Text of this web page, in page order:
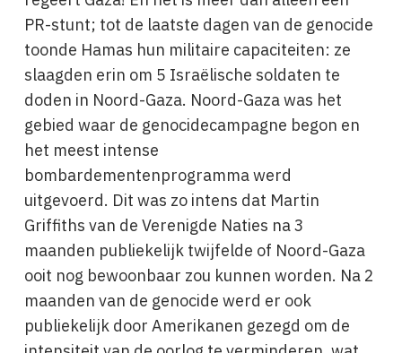
PR-stunt; tot de laatste dagen van de genocide
toonde Hamas hun militaire capaciteiten: ze
slaagden erin om 5 Israëlische soldaten te
doden in Noord-Gaza. Noord-Gaza was het
gebied waar de genocidecampagne begon en
het meest intense
bombardementenprogramma werd
uitgevoerd. Dit was zo intens dat Martin
Griffiths van de Verenigde Naties na 3
maanden publiekelijk twijfelde of Noord-Gaza
ooit nog bewoonbaar zou kunnen worden. Na 2
maanden van de genocide werd er ook
publiekelijk door Amerikanen gezegd om de